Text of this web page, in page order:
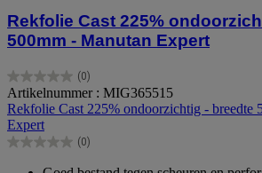
Rekfolie Cast 225%
500mm - Manutan Expert
(0)
0.0
van
de
5
sterren.
Artikelnummer : MIG365515
Rekfolie Cast 225% ondoorzichtig - breedte
Expert
(0)
0.0